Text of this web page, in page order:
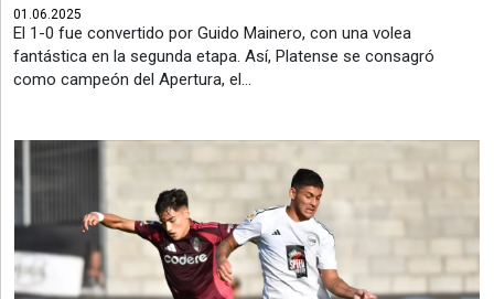
• SUPLEMENTOS
• SERVICIOS
• RADIOS EN VIVO
01.06.2025
El 1-0 fue convertido por Guido Mainero, con una volea
fantástica en la segunda etapa. Así, Platense se consagró
como campeón del Apertura, el...